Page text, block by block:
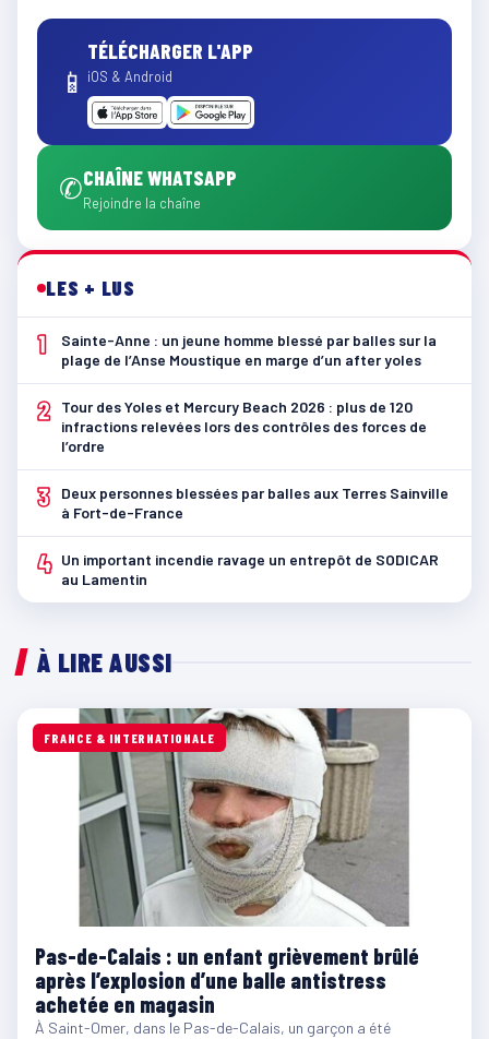
📱
TÉLÉCHARGER L'APP
iOS & Android
✆CHAÎNE WHATSAPP
Rejoindre la chaîne
LES + LUS
1
Sainte-Anne : un jeune homme blessé par balles sur la
plage de l’Anse Moustique en marge d’un after yoles
2
Tour des Yoles et Mercury Beach 2026 : plus de 120
infractions relevées lors des contrôles des forces de
l’ordre
3
Deux personnes blessées par balles aux Terres Sainville
à Fort-de-France
4 Un important incendie ravage un entrepôt de SODICAR
au Lamentin
À LIRE AUSSI
FRANCE & INTERNATIONALE
Pas-de-Calais : un enfant grièvement brûlé
après l’explosion d’une balle antistress
achetée en magasin
À Saint-Omer, dans le Pas-de-Calais, un garçon a été